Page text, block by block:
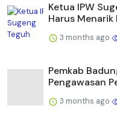
Ketua IPW
Harus Menarik
3 months ago
Pemkab
Pengawasan
3 months ago